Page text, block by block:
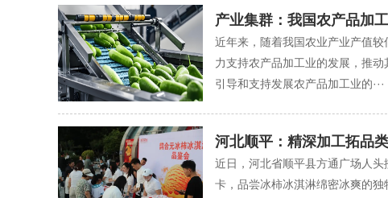
产业集群：我国农产品加
近年来，随着我国农业产业产值
力支持农产品加工业的发展，推
引导和支持发展农产品加工业的···
河北顺平：精深加工拓品
近日，河北省顺平县方通广场人
卡，品尝冰柿冰淇淋绵密冰爽的